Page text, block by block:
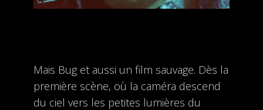
Mais Bug et aussi un film sauvage. Dès la
première scène, où la caméra descend
du ciel vers les petites lumières du